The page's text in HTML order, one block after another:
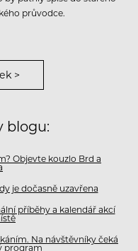
průvodce.
>
blogu:
Objevte kouzlo Brd a
je dočasně uzavřena
příběhy a kalendář akcí
Na návštěvníky čeká
program